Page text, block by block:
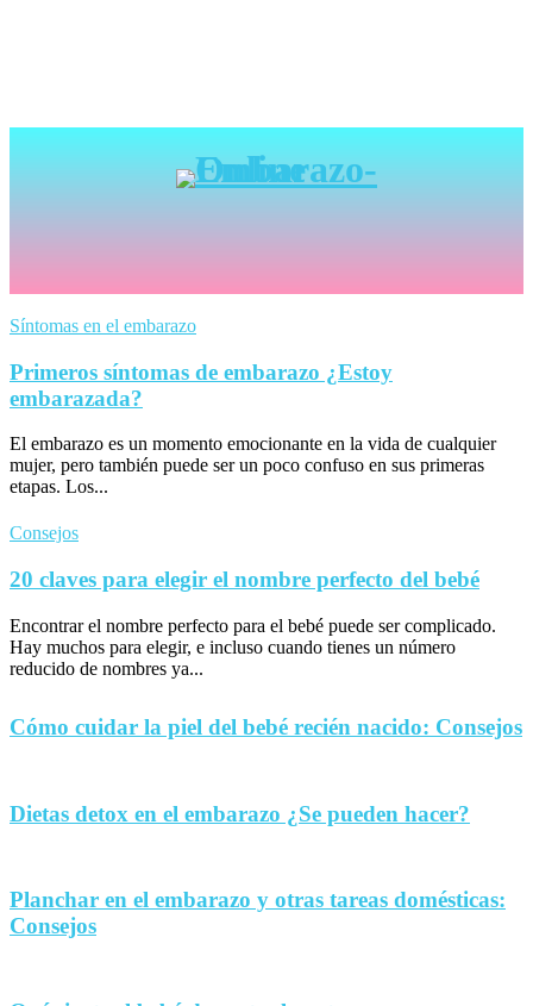
Síntomas en el embarazo
Primeros síntomas de embarazo ¿Estoy
embarazada?
El embarazo es un momento emocionante en la vida de cualquier
mujer, pero también puede ser un poco confuso en sus primeras
etapas. Los...
Consejos
20 claves para elegir el nombre perfecto del bebé
Encontrar el nombre perfecto para el bebé puede ser complicado.
Hay muchos para elegir, e incluso cuando tienes un número
reducido de nombres ya...
Cómo cuidar la piel del bebé recién nacido: Consejos
Dietas detox en el embarazo ¿Se pueden hacer?
Planchar en el embarazo y otras tareas domésticas:
Consejos